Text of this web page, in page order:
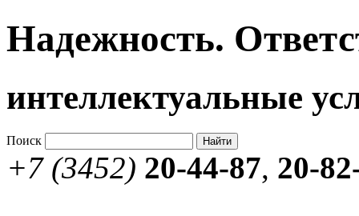
Надежность.
интеллектуальные
Поиск
+7 (3452) 20-44-87, 20-